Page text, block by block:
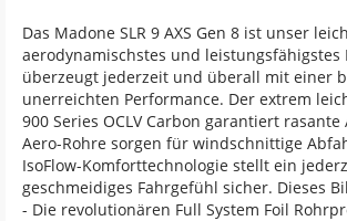
Das Madone SLR 9 AXS Gen 8 ist unser
aerodynamischstes und leistungsfähigstes
überzeugt jederzeit und überall mit einer
unerreichten Performance. Der extrem
900 Series OCLV Carbon garantiert rasante
Aero-Rohre sorgen für windschnittige
IsoFlow-Komforttechnologie stellt ein
geschmeidiges Fahrgefühl sicher. Dieses
- Die revolutionären Full System Foil